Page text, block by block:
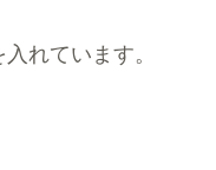
れています。